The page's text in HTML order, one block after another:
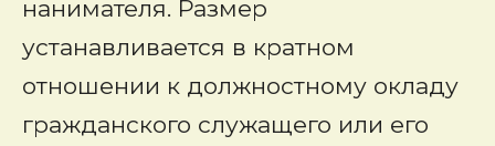
нанимателя. Размер
устанавливается в кратном
отношении к должностному окладу
гражданского служащего или его